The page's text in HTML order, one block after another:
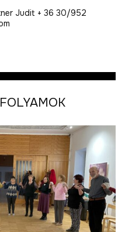
Judit + 36 30/952